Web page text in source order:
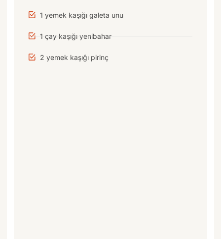
1 yemek kaşığı galeta unu
1 çay kaşığı yenibahar
2 yemek kaşığı pirinç